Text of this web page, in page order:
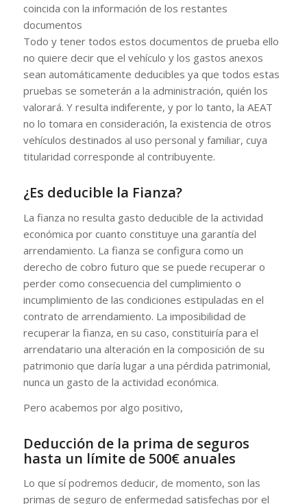
coincida con la información de los restantes
documentos
Todo y tener todos estos documentos de prueba ello
no quiere decir que el vehículo y los gastos anexos
sean automáticamente deducibles ya que todos estas
pruebas se someterán a la administración, quién los
valorará. Y resulta indiferente, y por lo tanto, la AEAT
no lo tomara en consideración, la existencia de otros
vehículos destinados al uso personal y familiar, cuya
titularidad corresponde al contribuyente.
¿Es deducible la Fianza?
La fianza no resulta gasto deducible de la actividad
económica por cuanto constituye una garantía del
arrendamiento. La fianza se configura como un
derecho de cobro futuro que se puede recuperar o
perder como consecuencia del cumplimiento o
incumplimiento de las condiciones estipuladas en el
contrato de arrendamiento. La imposibilidad de
recuperar la fianza, en su caso, constituiría para el
arrendatario una alteración en la composición de su
patrimonio que daría lugar a una pérdida patrimonial,
nunca un gasto de la actividad económica.
Pero acabemos por algo positivo,
Deducción de la prima de seguros
hasta un límite de 500€ anuales
Lo que sí podremos deducir, de momento, son las
primas de seguro de enfermedad satisfechas por el